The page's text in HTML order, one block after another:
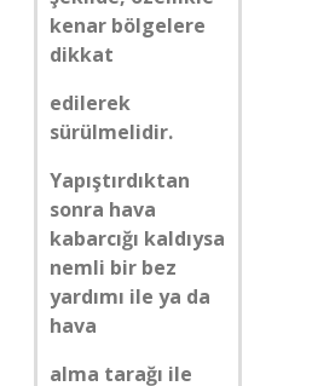
kenar bölgelere
dikkat
edilerek
sürülmelidir.
Yapıştırdıktan
sonra hava
kabarcığı kaldıysa
nemli bir bez
yardımı ile ya da
hava
alma tarağı ile